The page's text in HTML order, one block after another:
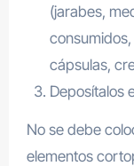
(jarabes,
cápsulas,
Deposítalos
No se debe
elementos